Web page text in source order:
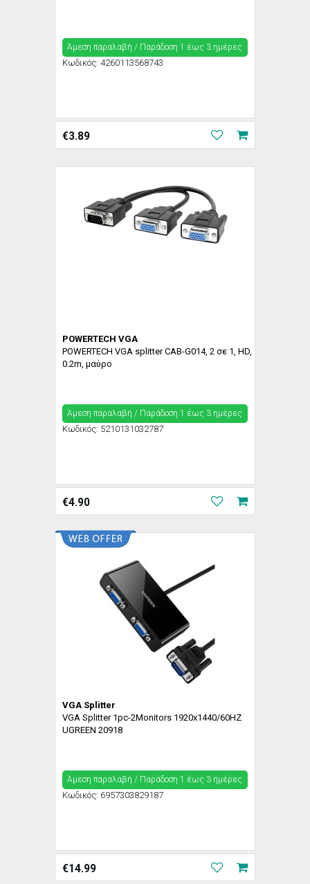
Άμεση παραλαβή / Παράδoση 1 έως 3 ημέρες
Κωδικός: 4260113568743
€3.89
POWERTECH VGA
POWERTECH VGA splitter CAB-G014, 2 σε 1, HD,
0.2m, μαύρο
Άμεση παραλαβή / Παράδoση 1 έως 3 ημέρες
Κωδικός: 5210131032787
€4.90
VGA Splitter
VGA Splitter 1pc-2Monitors 1920x1440/60HZ
UGREEN 20918
Άμεση παραλαβή / Παράδoση 1 έως 3 ημέρες
Κωδικός: 6957303829187
€14.99